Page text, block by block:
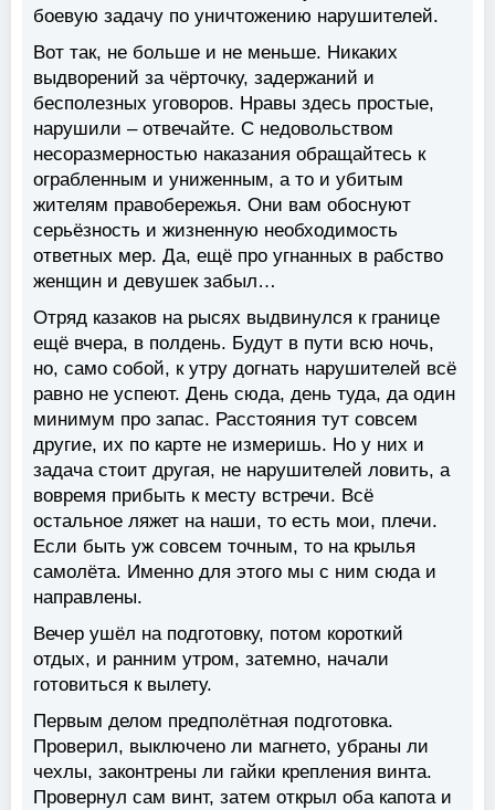
боевую задачу по уничтожению нарушителей.
Вот так, не больше и не меньше. Никаких
выдворений за чёрточку, задержаний и
бесполезных уговоров. Нравы здесь простые,
нарушили – отвечайте. С недовольством
несоразмерностью наказания обращайтесь к
ограбленным и униженным, а то и убитым
жителям правобережья. Они вам обоснуют
серьёзность и жизненную необходимость
ответных мер. Да, ещё про угнанных в рабство
женщин и девушек забыл…
Отряд казаков на рысях выдвинулся к границе
ещё вчера, в полдень. Будут в пути всю ночь,
но, само собой, к утру догнать нарушителей всё
равно не успеют. День сюда, день туда, да один
минимум про запас. Расстояния тут совсем
другие, их по карте не измеришь. Но у них и
задача стоит другая, не нарушителей ловить, а
вовремя прибыть к месту встречи. Всё
остальное ляжет на наши, то есть мои, плечи.
Если быть уж совсем точным, то на крылья
самолёта. Именно для этого мы с ним сюда и
направлены.
Вечер ушёл на подготовку, потом короткий
отдых, и ранним утром, затемно, начали
готовиться к вылету.
Первым делом предполётная подготовка.
Проверил, выключено ли магнето, убраны ли
чехлы, законтрены ли гайки крепления винта.
Провернул сам винт, затем открыл оба капота и